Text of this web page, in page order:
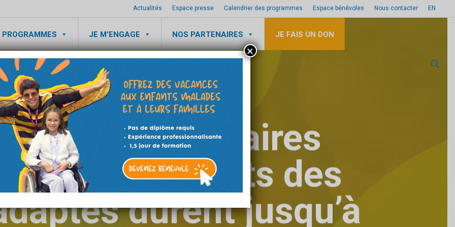
Actualités Espace presse Calendrier des programmes Espace bénévoles Nous contacter EN
PROGRAMMES JE M'ENGAGE NOS PARTENAIRES JE FAIS UN DON
ACCUEIL PROGRAMME DE L'ENVOL
bénéficiaires
: les bienfaits des
durent jusqu’à
×